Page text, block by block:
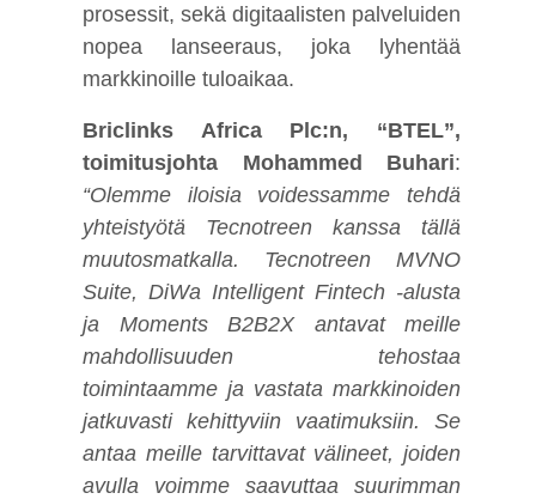
prosessit, sekä digitaalisten palveluiden
nopea lanseeraus, joka lyhentää
markkinoille tuloaikaa.
Briclinks Africa Plc:n, “BTEL”,
toimitusjohta Mohammed Buhari:
“Olemme iloisia voidessamme tehdä
yhteistyötä Tecnotreen kanssa tällä
muutosmatkalla.
Tecnotreen MVNO
Suite, DiWa Intelligent Fintech -alusta
ja Moments B2B2X antavat meille
mahdollisuuden tehostaa
toimintaamme ja vastata markkinoiden
jatkuvasti kehittyviin vaatimuksiin. Se
antaa meille tarvittavat välineet, joiden
avulla voimme saavuttaa suurimman